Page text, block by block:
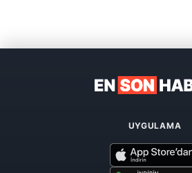
UYGULAMA